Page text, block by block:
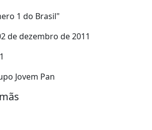
1 do Brasil"
de dezembro de 2011
Jovem Pan